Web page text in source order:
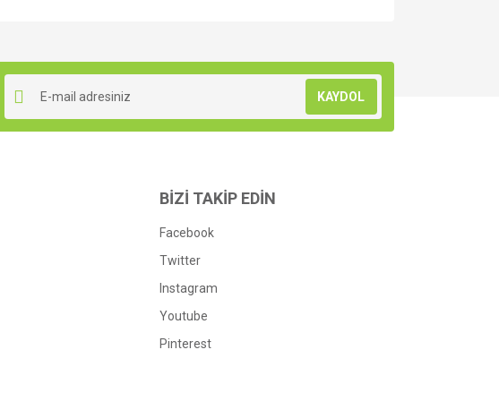
KAYDOL
BİZİ TAKİP EDİN
Facebook
Twitter
Instagram
Youtube
Pinterest